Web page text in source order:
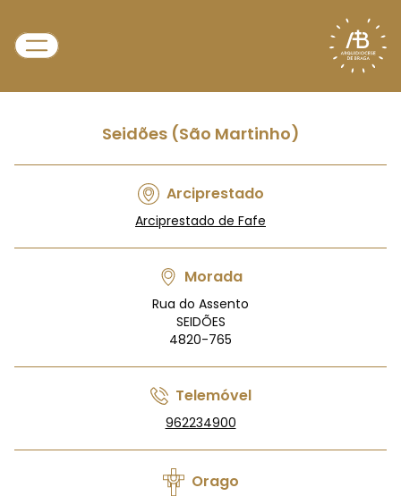
Seidões (São Martinho)
Arciprestado
Arciprestado de Fafe
Morada
Rua do Assento
SEIDÕES
4820-765
Telemóvel
962234900
Orago